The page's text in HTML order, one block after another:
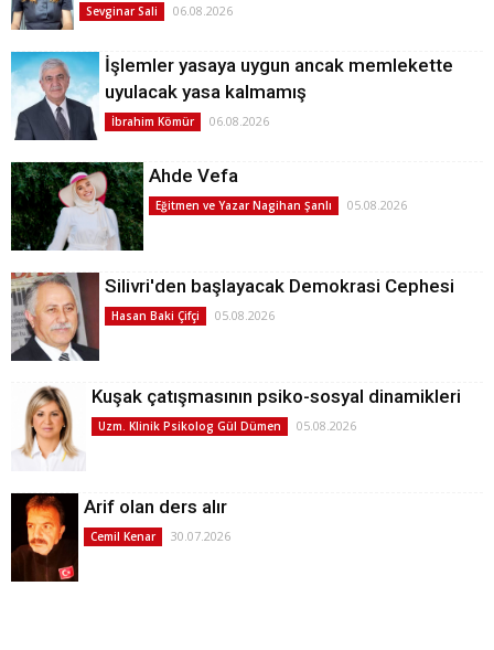
Sevginar Sali 06.08.2026
İşlemler yasaya uygun ancak memlekette
uyulacak yasa kalmamış
İbrahim Kömür 06.08.2026
Ahde Vefa
Eğitmen ve Yazar Nagihan Şanlı 05.08.2026
Silivri'den başlayacak Demokrasi Cephesi
Hasan Baki Çifçi 05.08.2026
Kuşak çatışmasının psiko-sosyal dinamikleri
Uzm. Klinik Psikolog Gül Dümen 05.08.2026
Arif olan ders alır
Cemil Kenar 30.07.2026